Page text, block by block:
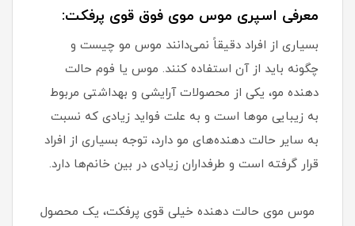
معرفی اسپری موس موی فوق قوی پرفکت:
بسیاری از افراد دقیقاً نمی‌دانند موس مو چیست و
چگونه باید از آن استفاده کنند. موس یا فوم حالت
دهنده مو، یکی از محصولات آرایشی و بهداشتی مربوط
به زیبایی موها است و به علت فواید زیادی که نسبت
به سایر حالت دهنده‌های مو دارد، توجه بسیاری از افراد
قرار گرفته است و طرفداران زیادی در بین خانم‌ها دارد.
موس موی حالت دهنده خیلی قوی پرفکت، یک محصول